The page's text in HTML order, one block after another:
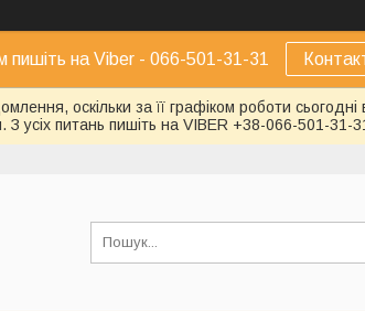
пишіть на Viber - 066-501-31-31
оскільки за її графіком роботи
З усіх питань пишіть на VIBER +38-066-501-31-